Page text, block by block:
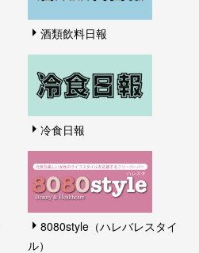
酒類飲料日報
冷食日報
8080style（ハレバレスタイ
ル）